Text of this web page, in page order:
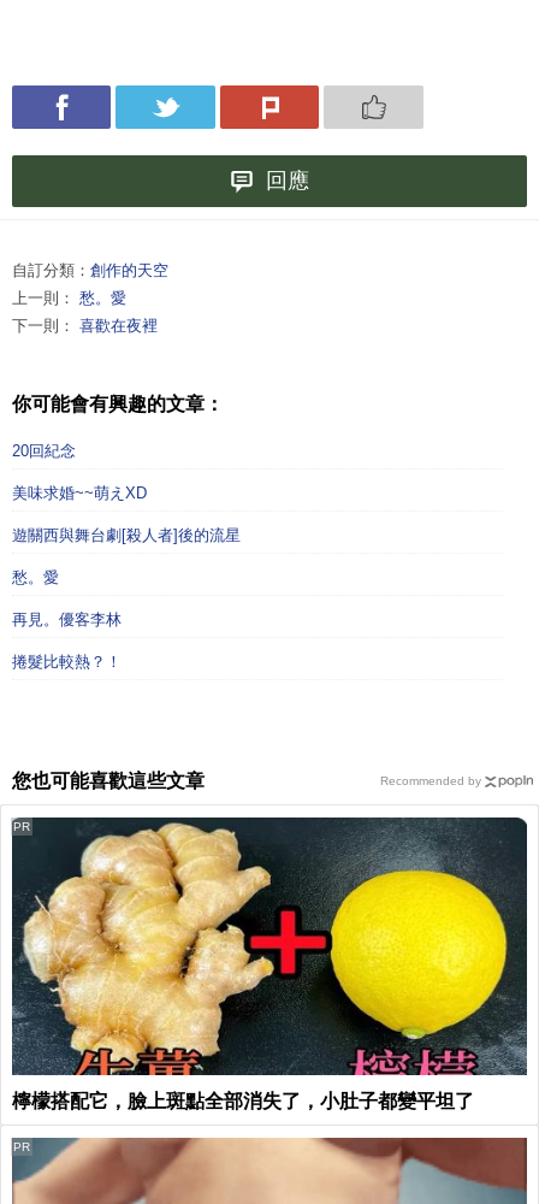
回應
自訂分類： 創作的天空
上一則： 愁。愛
下一則： 喜歡在夜裡
你可能會有興趣的文章：
20回紀念
美味求婚~~萌えXD
遊關西與舞台劇[殺人者]後的流星
愁。愛
再見。優客李林
捲髮比較熱？！
您也可能喜歡這些文章
檸檬搭配它，臉上斑點全部消失了，小肚子都變平坦了
PR
PR
Recommended by